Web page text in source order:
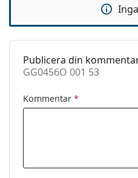
Nej
Fodral:
Putsduk:
Ja
Övrigt
Kön:
Dam
Publicera din
GG0456O 001 53
Kommentar *